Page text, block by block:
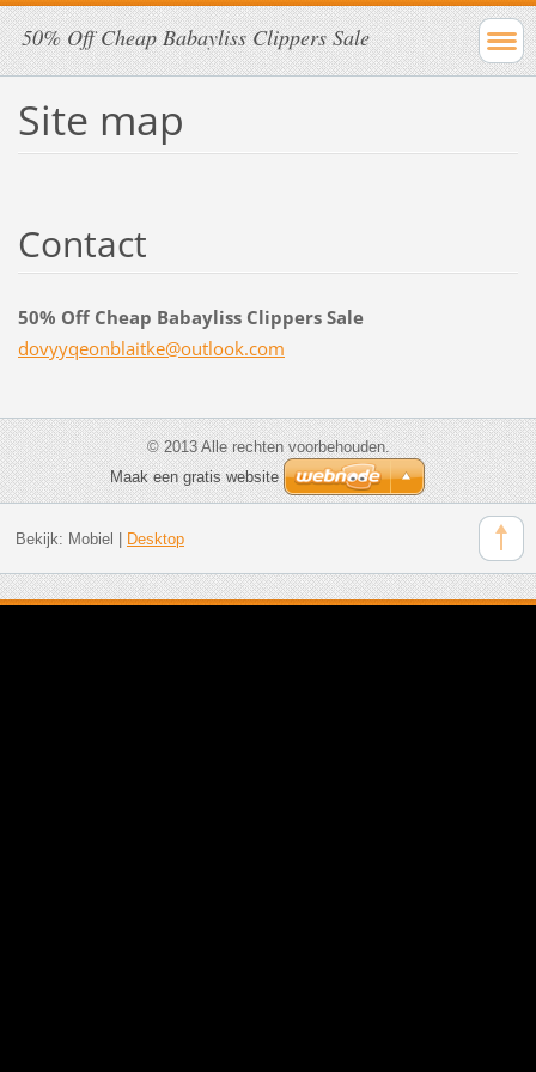
50% Off Cheap Babayliss Clippers Sale
Site map
Contact
50% Off Cheap Babayliss Clippers Sale
dovyyqeonblaitke@outlook.com
© 2013 Alle rechten voorbehouden.
Maak een gratis website
Bekijk: Mobiel Desktop